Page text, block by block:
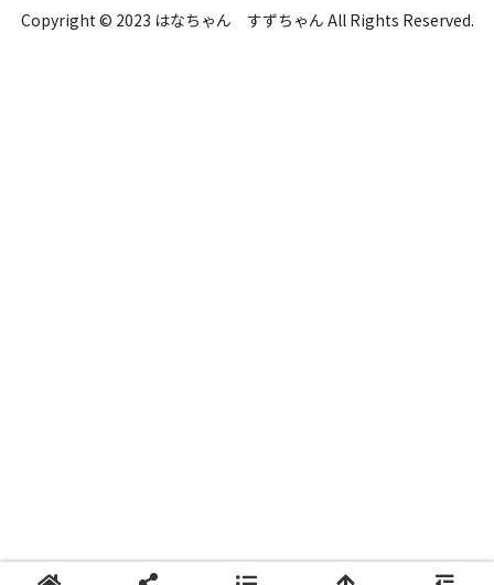
Copyright © 2023 はなちゃん すずちゃん All Rights Reserved.